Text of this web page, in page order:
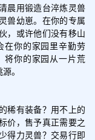
晨用锻造台淬炼灵兽
兽幼崽。在你的专属
，或许他们没有移山
在你的家园里辛勤劳
将你的家园从一片荒
。
稀有装备？用不上的
价，售予真正需要之
得力灵兽？交易行即